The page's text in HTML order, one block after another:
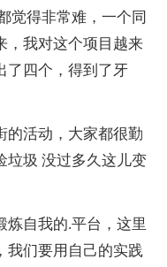
觉得非常难，一个同
，我对这个项目越来
了四个，得到了牙
活动，大家都很勤
垃圾 没过多久这儿变
自我的.平台，这里
我们要用自己的实践